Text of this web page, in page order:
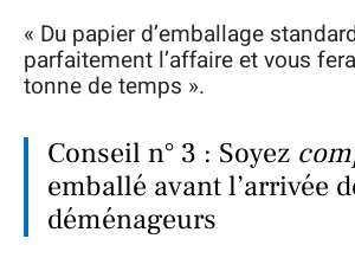
« Du papier d’emballage
parfaitement l’affaire et vous
tonne de temps ».
Conseil n° 3 : Soyez
emballé avant l’arrivée
déménageurs